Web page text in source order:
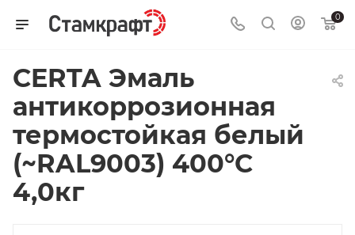
0
CERTA Эмаль
антикоррозионная
термостойкая белый
(~RAL9003) 400°С
4,0кг